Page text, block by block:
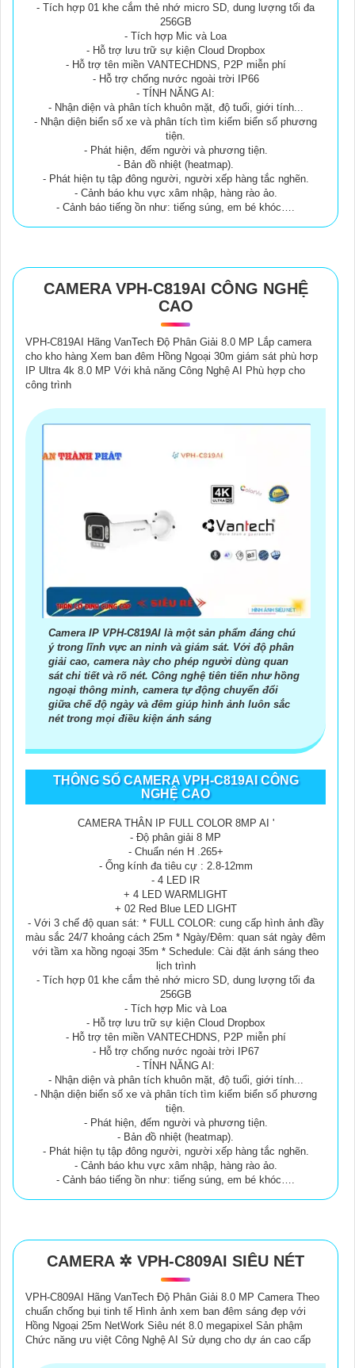
- Tích hợp 01 khe cắm thẻ nhớ micro SD, dung lượng tối đa
256GB
- Tích hợp Mic và Loa
- Hỗ trợ lưu trữ sự kiện Cloud Dropbox
- Hỗ trợ tên miền VANTECHDNS, P2P miễn phí
- Hỗ trợ chống nước ngoài trời IP66
- TÍNH NĂNG AI:
- Nhận diện và phân tích khuôn mặt, độ tuổi, giới tính...
- Nhận diện biển số xe và phân tích tìm kiếm biển số phương
tiện.
- Phát hiện, đếm người và phương tiện.
- Bản đồ nhiệt (heatmap).
- Phát hiện tụ tập đông người, người xếp hàng tắc nghẽn.
- Cảnh báo khu vực xâm nhập, hàng rào ảo.
- Cảnh báo tiếng ồn như: tiếng súng, em bé khóc….
CAMERA VPH-C819AI CÔNG NGHỆ
CAO
VPH-C819AI Hãng VanTech Độ Phân Giải 8.0 MP Lắp camera
cho kho hàng Xem ban đêm Hồng Ngoại 30m giám sát phù hơp
IP Ultra 4k 8.0 MP Với khả năng Công Nghệ AI Phù hợp cho
công trình
Camera IP VPH-C819AI là một sản phẩm đáng chú
ý trong lĩnh vực an ninh và giám sát. Với độ phân
giải cao, camera này cho phép người dùng quan
sát chi tiết và rõ nét. Công nghệ tiên tiến như hồng
ngoại thông minh, camera tự động chuyển đổi
giữa chế độ ngày và đêm giúp hình ảnh luôn sắc
nét trong mọi điều kiện ánh sáng
THÔNG SỐ CAMERA VPH-C819AI CÔNG
NGHỆ CAO
CAMERA THÂN IP FULL COLOR 8MP AI '
- Độ phân giải 8 MP
- Chuẩn nén H .265+
- Ống kính đa tiêu cự : 2.8-12mm
- 4 LED IR
+ 4 LED WARMLIGHT
+ 02 Red Blue LED LIGHT
- Với 3 chế độ quan sát: * FULL COLOR: cung cấp hình ảnh đầy
màu sắc 24/7 khoảng cách 25m * Ngày/Đêm: quan sát ngày đêm
với tầm xa hồng ngoại 35m * Schedule: Cài đặt ánh sáng theo
lịch trình
- Tích hợp 01 khe cắm thẻ nhớ micro SD, dung lượng tối đa
256GB
- Tích hợp Mic và Loa
- Hỗ trợ lưu trữ sự kiện Cloud Dropbox
- Hỗ trợ tên miền VANTECHDNS, P2P miễn phí
- Hỗ trợ chống nước ngoài trời IP67
- TÍNH NĂNG AI:
- Nhận diện và phân tích khuôn mặt, độ tuổi, giới tính...
- Nhận diện biển số xe và phân tích tìm kiếm biển số phương
tiện.
- Phát hiện, đếm người và phương tiện.
- Bản đồ nhiệt (heatmap).
- Phát hiện tụ tập đông người, người xếp hàng tắc nghẽn.
- Cảnh báo khu vực xâm nhập, hàng rào ảo.
- Cảnh báo tiếng ồn như: tiếng súng, em bé khóc….
CAMERA ✲ VPH-C809AI SIÊU NÉT
VPH-C809AI Hãng VanTech Độ Phân Giải 8.0 MP Camera Theo
chuẩn chống bụi tinh tế Hình ảnh xem ban đêm sáng đẹp với
Hồng Ngoại 25m NetWork Siêu nét 8.0 megapixel Sản phậm
Chức năng ưu việt Công Nghệ AI Sử dụng cho dự án cao cấp